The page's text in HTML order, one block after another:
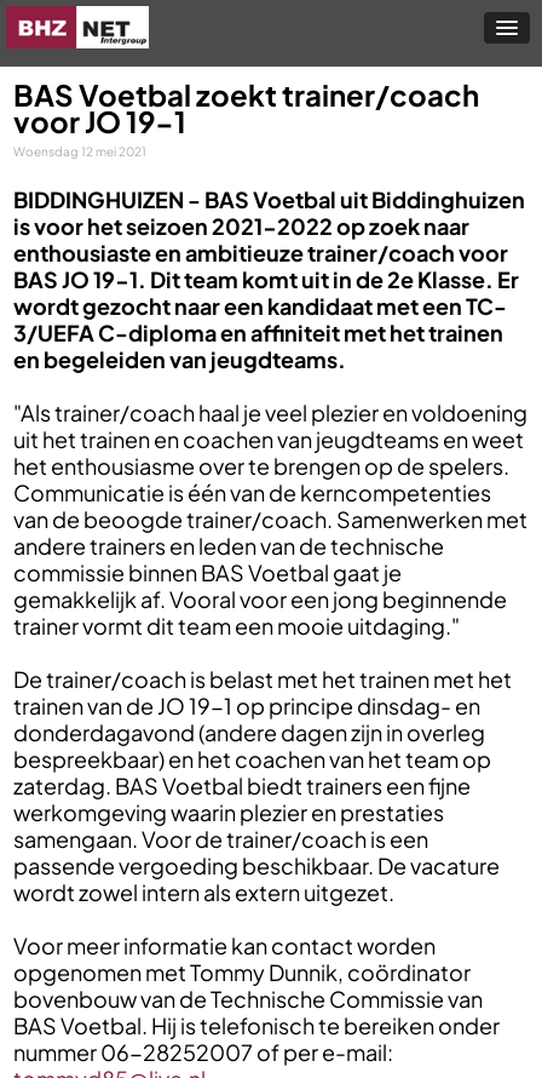
BAS Voetbal zoekt trainer/coach
voor JO 19-1
Woensdag 12 mei 2021
BIDDINGHUIZEN - BAS Voetbal uit Biddinghuizen
is voor het seizoen 2021-2022 op zoek naar
enthousiaste en ambitieuze trainer/coach voor
BAS JO 19-1. Dit team komt uit in de 2e Klasse. Er
wordt gezocht naar een kandidaat met een TC-
3/UEFA C-diploma en affiniteit met het trainen
en begeleiden van jeugdteams.
"Als trainer/coach haal je veel plezier en voldoening
uit het trainen en coachen van jeugdteams en weet
het enthousiasme over te brengen op de spelers.
Communicatie is één van de kerncompetenties
van de beoogde trainer/coach. Samenwerken met
andere trainers en leden van de technische
commissie binnen BAS Voetbal gaat je
gemakkelijk af. Vooral voor een jong beginnende
trainer vormt dit team een mooie uitdaging."
De trainer/coach is belast met het trainen met het
trainen van de JO 19-1 op principe dinsdag- en
donderdagavond (andere dagen zijn in overleg
bespreekbaar) en het coachen van het team op
zaterdag. BAS Voetbal biedt trainers een fijne
werkomgeving waarin plezier en prestaties
samengaan. Voor de trainer/coach is een
passende vergoeding beschikbaar. De vacature
wordt zowel intern als extern uitgezet.
Voor meer informatie kan contact worden
opgenomen met Tommy Dunnik, coördinator
bovenbouw van de Technische Commissie van
BAS Voetbal. Hij is telefonisch te bereiken onder
nummer 06-28252007 of per e-mail: